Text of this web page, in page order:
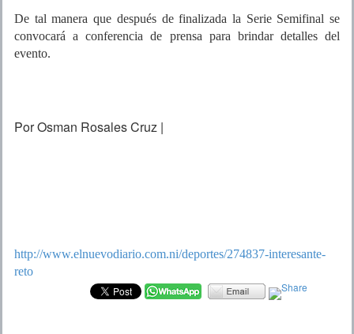
De tal manera que después de finalizada la Serie Semifinal se
convocará a conferencia de prensa para brindar detalles del
evento.
Por Osman Rosales Cruz |
http://www.elnuevodiario.com.ni/deportes/274837-interesante-
reto